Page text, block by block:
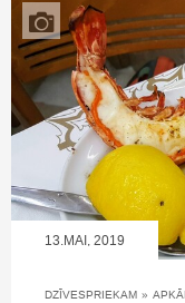
13.MAI, 2019
DZĪVESPRIEKAM »